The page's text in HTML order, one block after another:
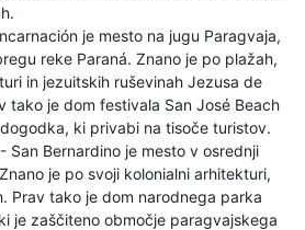
je mesto na jugu Paragvaja,
reke Paraná. Znano je po plažah,
in jezuitskih ruševinah Jezusa de
tako je dom festivala San José Beach
ki privabi na tisoče turistov.
- San Bernardino je mesto v osrednji
je po svoji kolonialni arhitekturi,
Prav tako je dom narodnega parka
je zaščiteno območje paragvajskega